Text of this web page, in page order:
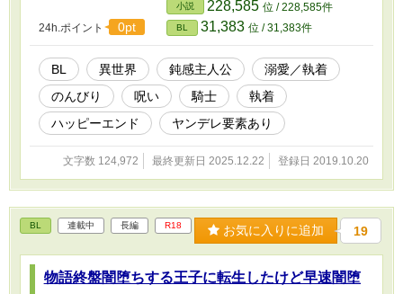
立ち、気づけば夢魔はその男に手を伸ばす。 一
度は半殺し一歩手前になるも後に何故か気に入
られてしまった夢魔はそのまま拐われもてなさ
れ甘やかされ、心地よい中一緒にいてくれと懇
願されて共に過ごすことになり…… 面倒ごとが
嫌いな夢魔、夢魔を離したくない男、何かすれ
違っている気がするようなちょっとだけシリア
スな物語のはじまり
24h.ポイント 0pt
小説 228,585 位 / 228,585件
BL 31,383 位 / 31,383件
BL 異世界 鈍感主人公
溺愛／執着
のんびり
呪い 騎士
執着
ハッピーエンド
ヤンデレ要素あり
文字数 124,972 最終更新日 2025.12.22 登録日 2019.10.20
BL 連載中 長編 R18 お気に入りに追加 19
物語終盤闇堕ちする王子に転生したけど早速闇堕